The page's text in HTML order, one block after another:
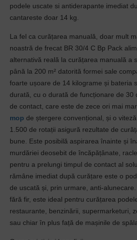
podele uscate si antiderapante imediat
cantareste doar 14 kg.
La fel ca curățarea manuală, doar mult
noastră de frecat BR 30/4 C Bp Pack
alternativă reală la curățarea manuală a
până la 200 m² datorită formei sale
foarte ușoare de 14 kilograme și bateria
durată, cu o durată de funcționare de 30
de contact, care este de zece ori mai
mop de ștergere convențional, și o
1.500 de rotații asigură rezultate de
bune. Este posibilă aspirarea înainte și
murdăriei deosebit de încăpățânate,
pentru a prelungi timpul de contact al
rămâne imediat după curățare este o
de uscată și, prin urmare, anti-alunecare.
fără fir, este ideal pentru curățarea
restaurante, benzinării, supermarketuri,
sau chiar în plus față de mașinile de